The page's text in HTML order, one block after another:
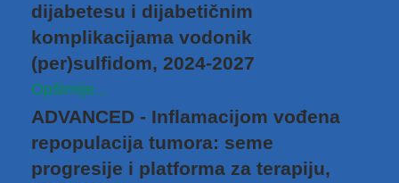
dijabetesu i dijabetičnim
komplikacijama vodonik
(per)sulfidоm, 2024-2027
Opširnije...
ADVANCED - Inflamacijom vođena
repopulacija tumora: seme
progresije i platforma za terapiju,